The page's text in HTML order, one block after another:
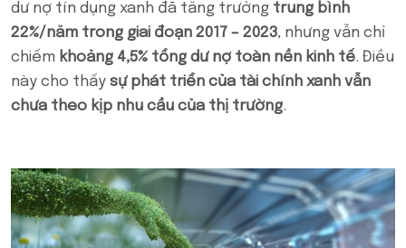
dư nợ tín dụng xanh đã tăng trưởng trung bình
22%/năm trong giai đoạn 2017 – 2023, nhưng vẫn chỉ
chiếm khoảng 4,5% tổng dư nợ toàn nền kinh tế. Điều
này cho thấy sự phát triển của tài chính xanh vẫn
chưa theo kịp nhu cầu của thị trường.